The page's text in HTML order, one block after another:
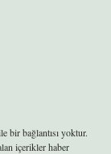
bir bağlantısı yoktur.
içerikler haber